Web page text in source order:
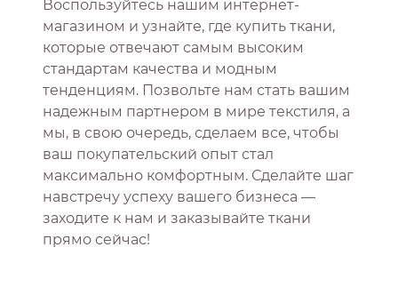
Воспользуйтесь нашим интернет-
магазином и узнайте, где купить ткани,
которые отвечают самым высоким
стандартам качества и модным
тенденциям. Позвольте нам стать вашим
надежным партнером в мире текстиля, а
мы, в свою очередь, сделаем все, чтобы
ваш покупательский опыт стал
максимально комфортным. Сделайте шаг
навстречу успеху вашего бизнеса —
заходите к нам и заказывайте ткани
прямо сейчас!